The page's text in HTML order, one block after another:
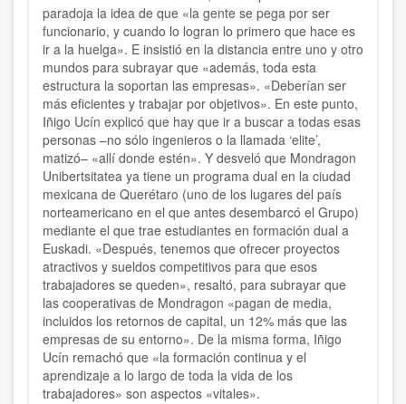
paradoja la idea de que «la gente se pega por ser
funcionario, y cuando lo logran lo primero que hace es
ir a la huelga». E insistió en la distancia entre uno y otro
mundos para subrayar que «además, toda esta
estructura la soportan las empresas». «Deberían ser
más eficientes y trabajar por objetivos». En este punto,
Iñigo Ucín explicó que hay que ir a buscar a todas esas
personas –no sólo ingenieros o la llamada ‘elite’,
matizó– «allí donde estén». Y desveló que Mondragon
Unibertsitatea ya tiene un programa dual en la ciudad
mexicana de Querétaro (uno de los lugares del país
norteamericano en el que antes desembarcó el Grupo)
mediante el que trae estudiantes en formación dual a
Euskadi. «Después, tenemos que ofrecer proyectos
atractivos y sueldos competitivos para que esos
trabajadores se queden», resaltó, para subrayar que
las cooperativas de Mondragon «pagan de media,
incluidos los retornos de capital, un 12% más que las
empresas de su entorno». De la misma forma, Iñigo
Ucín remachó que «la formación continua y el
aprendizaje a lo largo de toda la vida de los
trabajadores» son aspectos «vitales».